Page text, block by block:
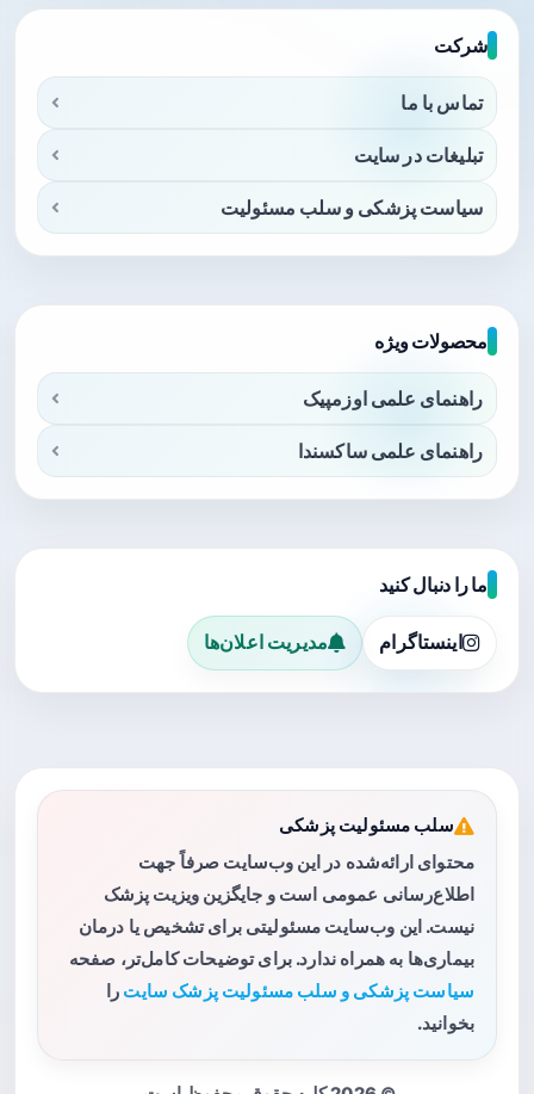
شرکت
تماس با ما
تبلیغات در سایت
سیاست پزشکی و سلب مسئولیت
محصولات ویژه
راهنمای علمی اوزمپیک
راهنمای علمی ساکسندا
ما را دنبال کنید
اینستاگرام مدیریت اعلان‌ها
سلب مسئولیت پزشکی
محتوای ارائه‌شده در این وب‌سایت صرفاً جهت
اطلاع‌رسانی عمومی است و جایگزین ویزیت پزشک
نیست. این وب‌سایت مسئولیتی برای تشخیص یا درمان
بیماری‌ها به همراه ندارد. برای توضیحات کامل‌تر، صفحه
سیاست پزشکی و سلب مسئولیت پزشک سایت را
بخوانید.